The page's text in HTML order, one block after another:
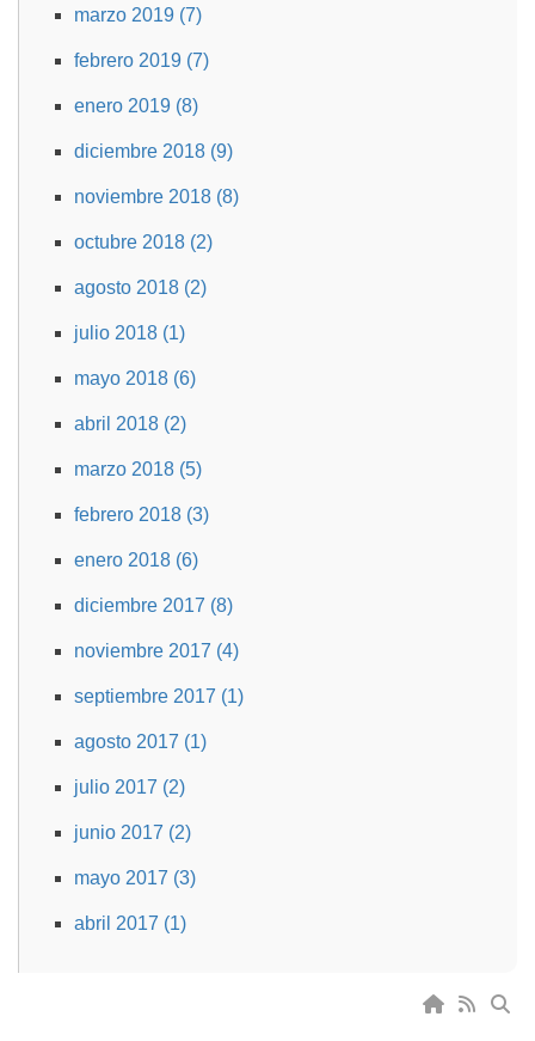
marzo 2019 (7)
febrero 2019 (7)
enero 2019 (8)
diciembre 2018 (9)
noviembre 2018 (8)
octubre 2018 (2)
agosto 2018 (2)
julio 2018 (1)
mayo 2018 (6)
abril 2018 (2)
marzo 2018 (5)
febrero 2018 (3)
enero 2018 (6)
diciembre 2017 (8)
noviembre 2017 (4)
septiembre 2017 (1)
agosto 2017 (1)
julio 2017 (2)
junio 2017 (2)
mayo 2017 (3)
abril 2017 (1)